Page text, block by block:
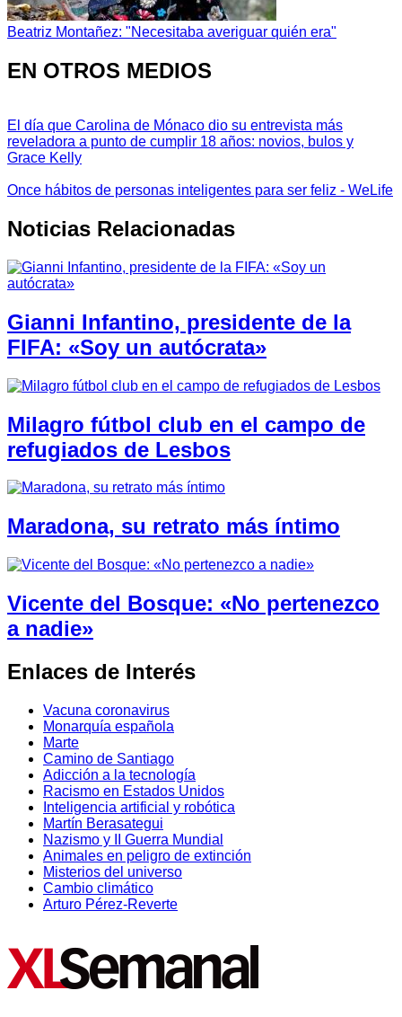
Beatriz Montañez: "Necesitaba averiguar quién era"
EN OTROS MEDIOS
El día que Carolina de Mónaco dio su entrevista más
reveladora a punto de cumplir 18 años: novios, bulos y
Grace Kelly
Once hábitos de personas inteligentes para ser feliz - WeLife
Noticias Relacionadas
Gianni Infantino, presidente de la
FIFA: «Soy un autócrata»
Milagro fútbol club en el campo de
refugiados de Lesbos
Maradona, su retrato más íntimo
Vicente del Bosque: «No pertenezco
a nadie»
Enlaces de Interés
Vacuna coronavirus
Monarquía española
Marte
Camino de Santiago
Adicción a la tecnología
Racismo en Estados Unidos
Inteligencia artificial y robótica
Martín Berasategui
Nazismo y II Guerra Mundial
Animales en peligro de extinción
Misterios del universo
Cambio climático
Arturo Pérez-Reverte